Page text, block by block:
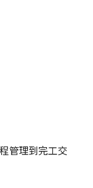
管理到完工交